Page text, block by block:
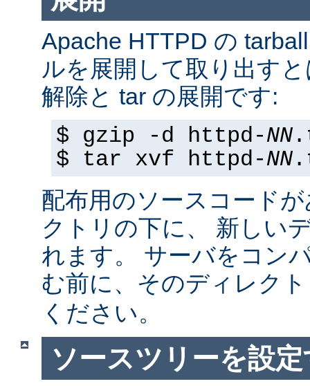
Apache HTTPD の
ルを展開して取り出す
解除と tar の展開です:
$ gzip -d httpd-NN
$ tar xvf httpd-NN
配布用のソースコード
クトリの下に、 新しい
れます。 サーバをコン
む前に、そのディレク
ください。
ソースツリーを設